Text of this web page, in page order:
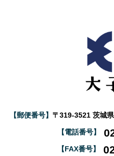
【郵便番号】 〒319-3521 茨城
【電話番号】
【FAX番号】